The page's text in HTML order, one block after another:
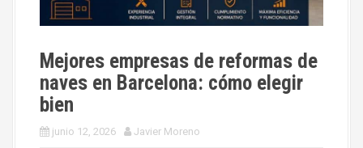
Mejores empresas de reformas de
naves en Barcelona: cómo elegir
bien
junio 12, 2026 Javier Moreno